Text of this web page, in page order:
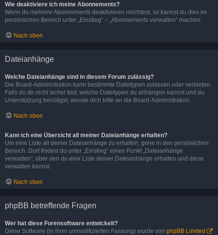
Wie deaktiviere ich meine Abonnements?
Wenn du mehrere Abonnements deaktivieren möchtest, so kannst du dies im
persönlichen Bereich unter „Einstieg“ – „Abonnements verwalten“ machen.
Nach oben
Dateianhänge
Welche Dateianhänge sind in diesem Forum zulässig?
Die Board-Administration kann bestimmte Dateitypen zulassen oder verbieten.
Falls du dir nicht sicher bist, welche Dateitypen du anhängen kannst und du
Unterstützung benötigst, wende dich bitte an die Board-Administration.
Nach oben
Kann ich eine Übersicht all meiner Dateianhänge erhalten?
Um eine Liste all deiner Dateianhänge zu erhalten, gehe in den persönlichen
Bereich. Dort findest du unter „Einstieg“ einen Punkt „Dateianhänge
verwalten“, über den du eine Liste deiner Dateianhänge erhalten und diese
verwalten kannst.
Nach oben
phpBB betreffende Fragen
Wer hat diese Forensoftware entwickelt?
Diese Software (in ihrer unmodifizierten Fassung) wurde von phpBB Limited